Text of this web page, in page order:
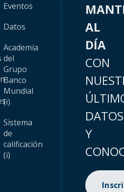
Eventos
Datos
Academia
del
Grupo
Banco
Mundial
(i)
Sistema
de
calificación
(i)
AL
DÍA
CON
DATOS
Y